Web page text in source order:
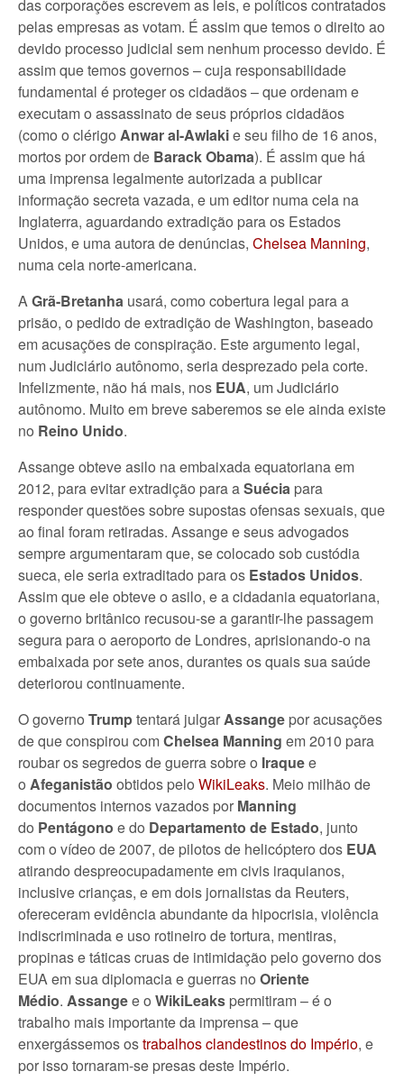
das corporações escrevem as leis, e políticos contratados
pelas empresas as votam. É assim que temos o direito ao
devido processo judicial sem nenhum processo devido. É
assim que temos governos – cuja responsabilidade
fundamental é proteger os cidadãos – que ordenam e
executam o assassinato de seus próprios cidadãos
(como o clérigo Anwar al-Awlakie seu filho de 16 anos,
mortos por ordem de Barack Obama). É assim que há
uma imprensa legalmente autorizada a publicar
informação secreta vazada, e um editor numa cela na
Inglaterra, aguardando extradição para os Estados
Unidos, e uma autora de denúncias, Chelsea Manning,
numa cela norte-americana.
AGrã-Bretanha usará, como cobertura legal para a
prisão, o pedido de extradição de Washington, baseado
em acusações de conspiração. Este argumento legal,
num Judiciário autônomo, seria desprezado pela corte.
Infelizmente, não há mais, nos EUA, um Judiciário
autônomo. Muito em breve saberemos se ele ainda existe
no Reino Unido.
Assange obteve asilo na embaixada equatoriana em
2012, para evitar extradição para aSuécia para
responder questões sobre supostas ofensas sexuais, que
ao final foram retiradas. Assange e seus advogados
sempre argumentaram que, se colocado sob custódia
sueca, ele seria extraditado para os Estados Unidos.
Assim que ele obteve o asilo, e a cidadania equatoriana,
o governo britânico recusou-se a garantir-lhe passagem
segura para o aeroporto de Londres, aprisionando-o na
embaixada por sete anos, durantes os quais sua saúde
deteriorou continuamente.
O governo Trumptentará julgarAssange por acusações
de que conspirou comChelsea Manning em 2010 para
roubar os segredos de guerra sobre o Iraquee
o Afeganistão obtidos pelo WikiLeaks. Meio milhão de
documentos internos vazados por Manning
do Pentágono e do Departamento de Estado, junto
com o vídeo de 2007, de pilotos de helicóptero dos EUA
atirando despreocupadamente em civis iraquianos,
inclusive crianças, e em dois jornalistas da Reuters,
ofereceram evidência abundante da hipocrisia, violência
indiscriminada e uso rotineiro de tortura, mentiras,
propinas e táticas cruas de intimidação pelo governo dos
EUA em sua diplomacia e guerras no Oriente
Médio. Assangee o WikiLeaks permitiram – é o
trabalho mais importante da imprensa – que
enxergássemos ostrabalhos clandestinos do Império, e
por isso tornaram-se presas deste Império.